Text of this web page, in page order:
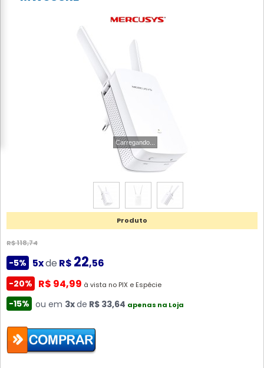
Carregando...
Produto
R$ 118,74
-5% 5xde R$ 22,56
-20% R$ 94,99 à vista no PIX e Espécie
-15% ou em 3xde R$ 33,64 apenas na Loja